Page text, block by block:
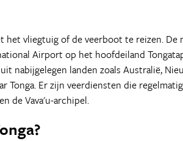
het vliegtuig of de veerboot te reizen. De
Airport op het hoofdeiland
nabijgelegen landen zoals Australië,
Er zijn veerdiensten die
de Vava'u-archipel.